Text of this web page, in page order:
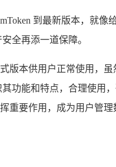
到最新版本，就
全再添一道保障。
版本供用户正常使用，
功能和特点，合理使用
重要作用，成为用户管